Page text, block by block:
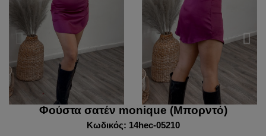
Φούστα σατέν monique (Μπορντό)
Κωδικός: 14hec-05210